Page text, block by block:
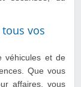
vos
véhicules et de
Que vous
affaires, vous